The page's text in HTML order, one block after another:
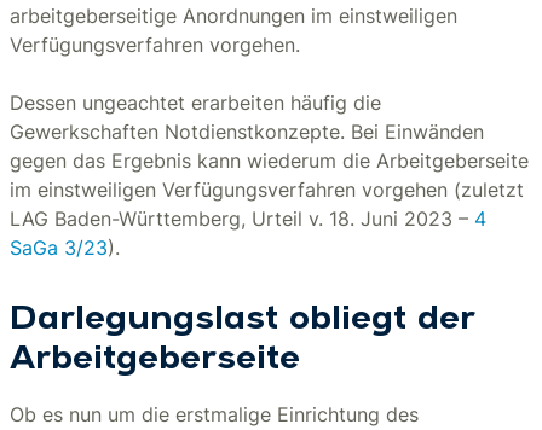
arbeitgeberseitige Anordnungen im einstweiligen
Verfügungsverfahren vorgehen.
Dessen ungeachtet erarbeiten häufig die
Gewerkschaften Notdienstkonzepte. Bei Einwänden
gegen das Ergebnis kann wiederum die Arbeitgeberseite
im einstweiligen Verfügungsverfahren vorgehen (zuletzt
LAG Baden-Württemberg, Urteil v. 18. Juni 2023 – 4
SaGa 3/23).
Darlegungslast obliegt der
Arbeitgeberseite
Ob es nun um die erstmalige Einrichtung des